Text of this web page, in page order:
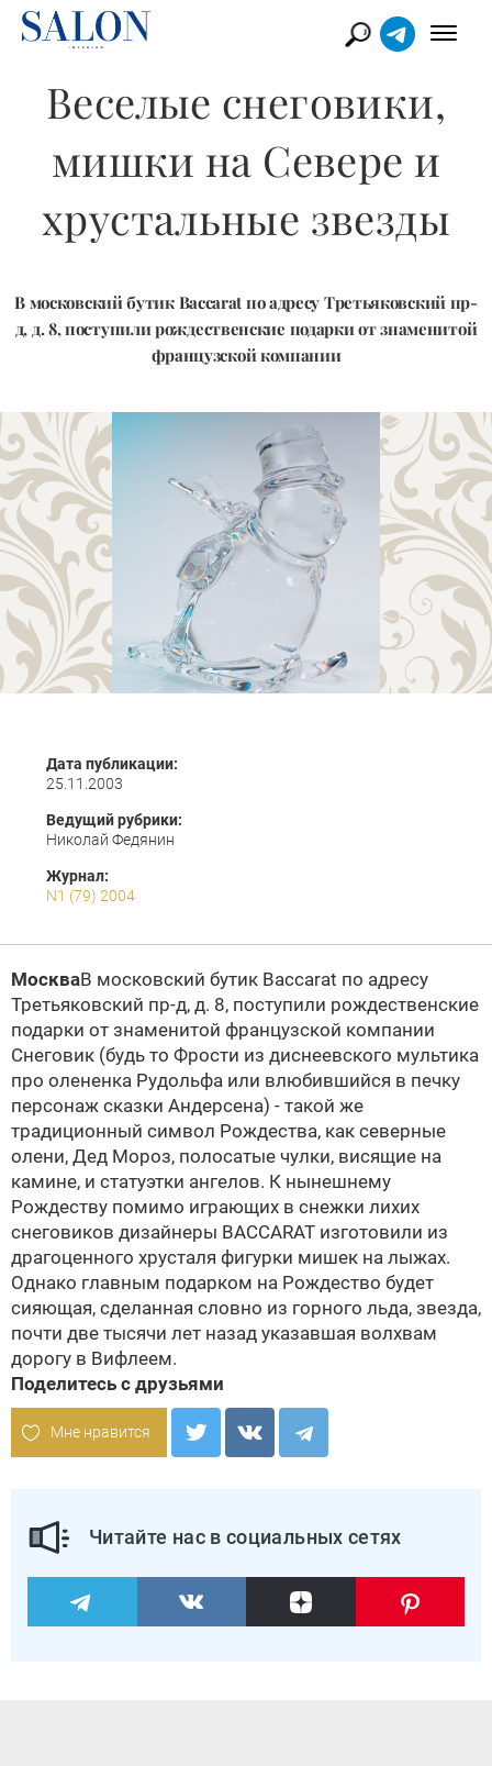
Веселые снеговики,
мишки на Севере и
хрустальные звезды
В московский бутик Baccarat по адресу Третьяковский пр-
д, д. 8, поступили рождественские подарки от знаменитой
французской компании
Дата публикации:
25.11.2003
Ведущий рубрики:
Николай Федянин
Журнал:
N1 (79) 2004
МоскваВ московский бутик Baccarat по адресу
Третьяковский пр-д, д. 8, поступили рождественские
подарки от знаменитой французской компании
Снеговик (будь то Фрости из диснеевского мультика
про олененка Рудольфа или влюбившийся в печку
персонаж сказки Андерсена) - такой же
традиционный символ Рождества, как северные
олени, Дед Мороз, полосатые чулки, висящие на
камине, и статуэтки ангелов. К нынешнему
Рождеству помимо играющих в снежки лихих
снеговиков дизайнеры BACCARAT изготовили из
драгоценного хрусталя фигурки мишек на лыжах.
Однако главным подарком на Рождество будет
сияющая, сделанная словно из горного льда, звезда,
почти две тысячи лет назад указавшая волхвам
дорогу в Вифлеем.
Поделитесь с друзьями
Мне нравится
Читайте нас в социальных сетях